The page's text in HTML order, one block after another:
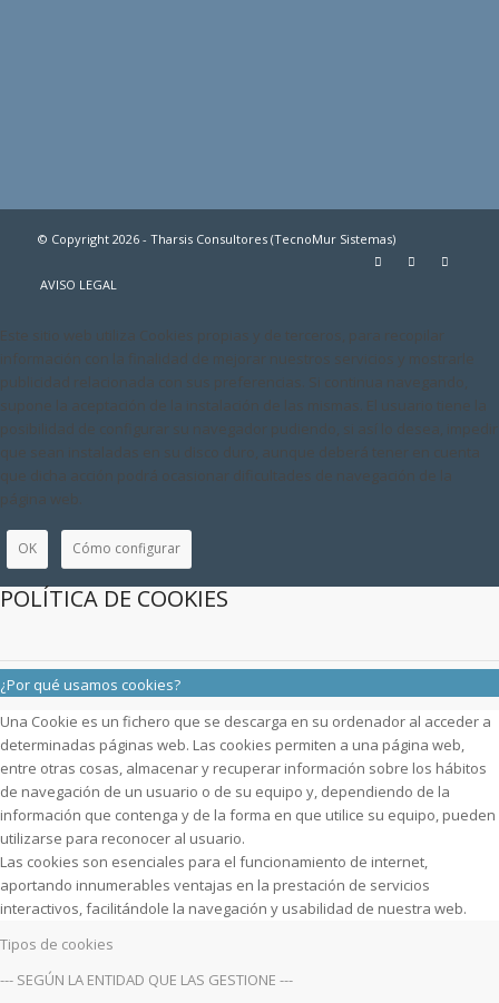
© Copyright 2026 - Tharsis Consultores (TecnoMur Sistemas)
AVISO LEGAL
Este sitio web utiliza Cookies propias y de terceros, para recopilar
información con la finalidad de mejorar nuestros servicios y mostrarle
publicidad relacionada con sus preferencias. Si continua navegando,
supone la aceptación de la instalación de las mismas. El usuario tiene la
posibilidad de configurar su navegador pudiendo, si así lo desea, impedir
que sean instaladas en su disco duro, aunque deberá tener en cuenta
que dicha acción podrá ocasionar dificultades de navegación de la
página web.
OK Cómo configurar
POLÍTICA DE COOKIES
¿Por qué usamos cookies?
Una Cookie es un fichero que se descarga en su ordenador al acceder a
determinadas páginas web. Las cookies permiten a una página web,
entre otras cosas, almacenar y recuperar información sobre los hábitos
de navegación de un usuario o de su equipo y, dependiendo de la
información que contenga y de la forma en que utilice su equipo, pueden
utilizarse para reconocer al usuario.
Las cookies son esenciales para el funcionamiento de internet,
aportando innumerables ventajas en la prestación de servicios
interactivos, facilitándole la navegación y usabilidad de nuestra web.
Tipos de cookies
--- SEGÚN LA ENTIDAD QUE LAS GESTIONE ---